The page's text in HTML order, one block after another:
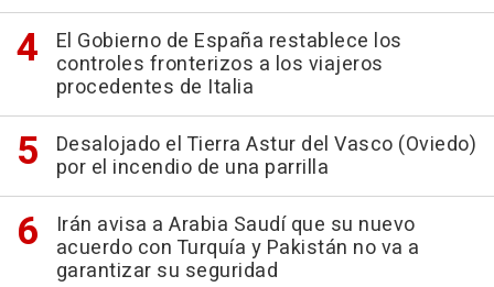
El Gobierno de España restablece los
controles fronterizos a los viajeros
procedentes de Italia
Desalojado el Tierra Astur del Vasco (Oviedo)
por el incendio de una parrilla
Irán avisa a Arabia Saudí que su nuevo
acuerdo con Turquía y Pakistán no va a
garantizar su seguridad